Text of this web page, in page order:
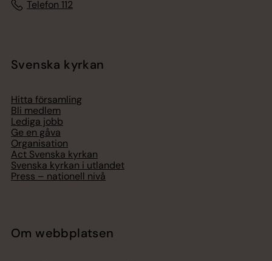
Telefon 112
Svenska kyrkan
Hitta församling
Bli medlem
Lediga jobb
Ge en gåva
Organisation
Act Svenska kyrkan
Svenska kyrkan i utlandet
Press – nationell nivå
Om webbplatsen